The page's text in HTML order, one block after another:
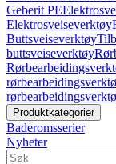
Geberit PE
Elektrosveiseverktøy
Buttsveiseverktøy
buttsveiseverktøy
Produktkategorier
Baderomsserier
Nyheter